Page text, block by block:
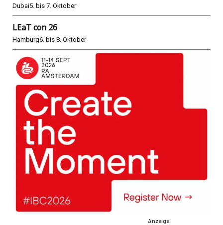
Dubai5. bis 7. Oktober
LEaT con 26
Hamburg6. bis 8. Oktober
Anzeige